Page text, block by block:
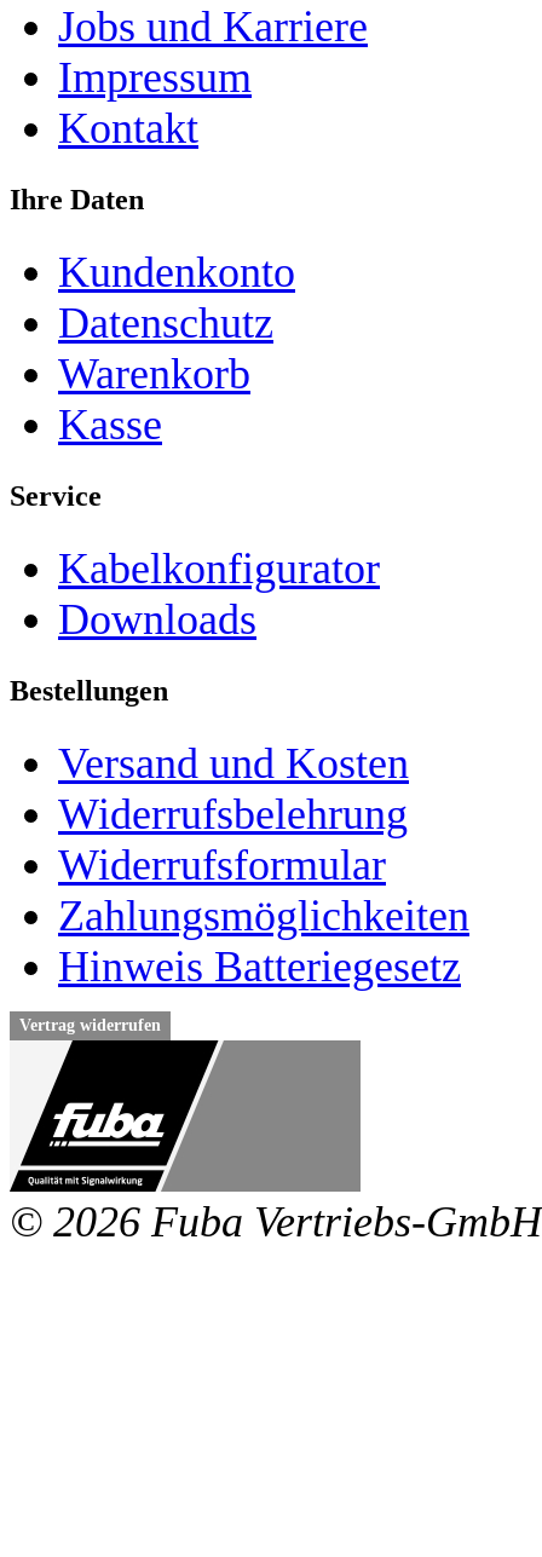
Jobs und Karriere
Impressum
Kontakt
Ihre Daten
Kundenkonto
Datenschutz
Warenkorb
Kasse
Service
Kabelkonfigurator
Downloads
Bestellungen
Versand und Kosten
Widerrufsbelehrung
Widerrufsformular
Zahlungsmöglichkeiten
Hinweis Batteriegesetz
Vertrag widerrufen
© 2026 Fuba Vertriebs-GmbH